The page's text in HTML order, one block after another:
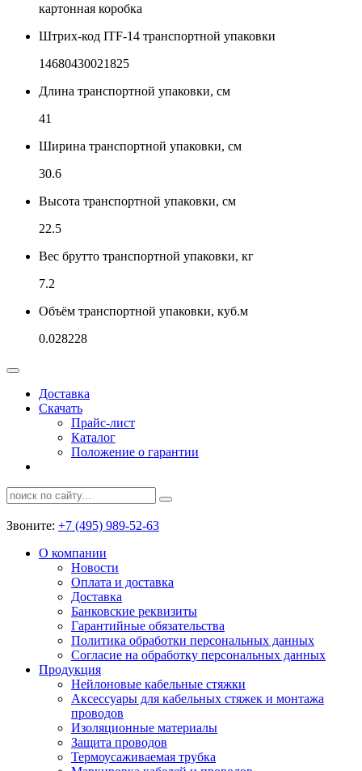
картонная коробка
Штрих-код ITF-14 транспортной упаковки
14680430021825
Длина транспортной упаковки, см
41
Ширина транспортной упаковки, см
30.6
Высота транспортной упаковки, см
22.5
Вес брутто транспортной упаковки, кг
7.2
Объём транспортной упаковки, куб.м
0.028228
Доставка
Скачать
Прайс-лист
Каталог
Положение о гарантии
Звоните: +7 (495) 989-52-63
О компании
Новости
Оплата и доставка
Доставка
Банковские реквизиты
Гарантийные обязательства
Политика обработки персональных данных
Согласие на обработку персональных данных
Продукция
Нейлоновые кабельные стяжки
Аксессуары для кабельных стяжек и монтажа
проводов
Изоляционные материалы
Защита проводов
Термоусаживаемая трубка